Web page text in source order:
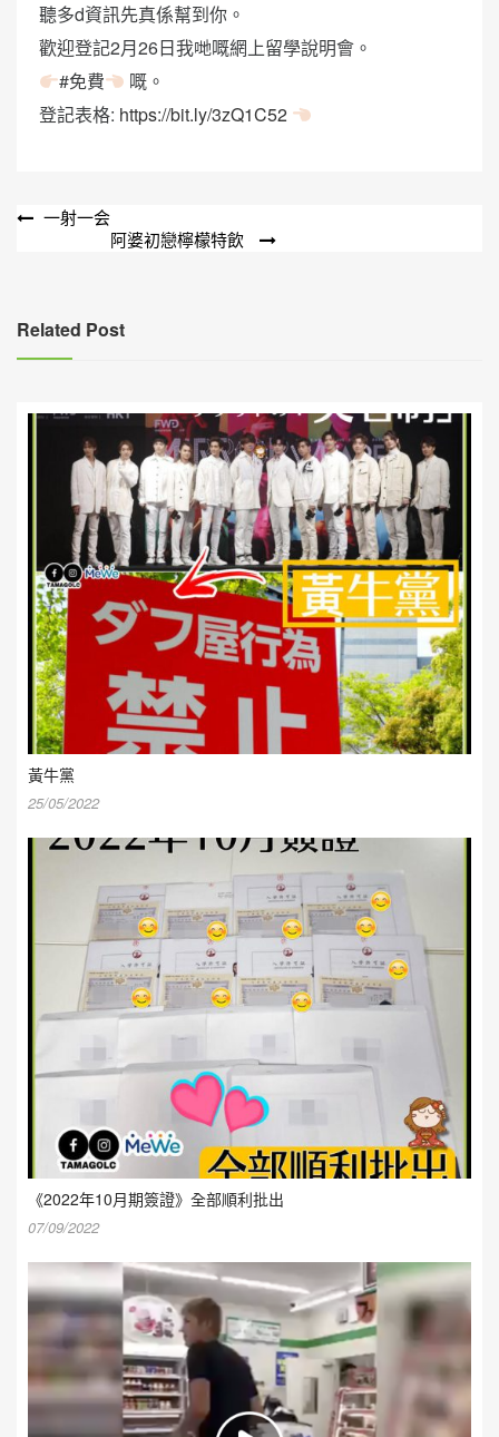
聽多d資訊先真係幫到你。
歡迎登記2月26日我哋嘅網上留學說明會。
#免費
嘅。
登記表格: https://bit.ly/3zQ1C52
文
覽
一射一会
阿婆初戀檸檬特飲
Related Post
黃牛黨
25/05/2022
《2022年10月期簽證》全部順利批出
07/09/2022